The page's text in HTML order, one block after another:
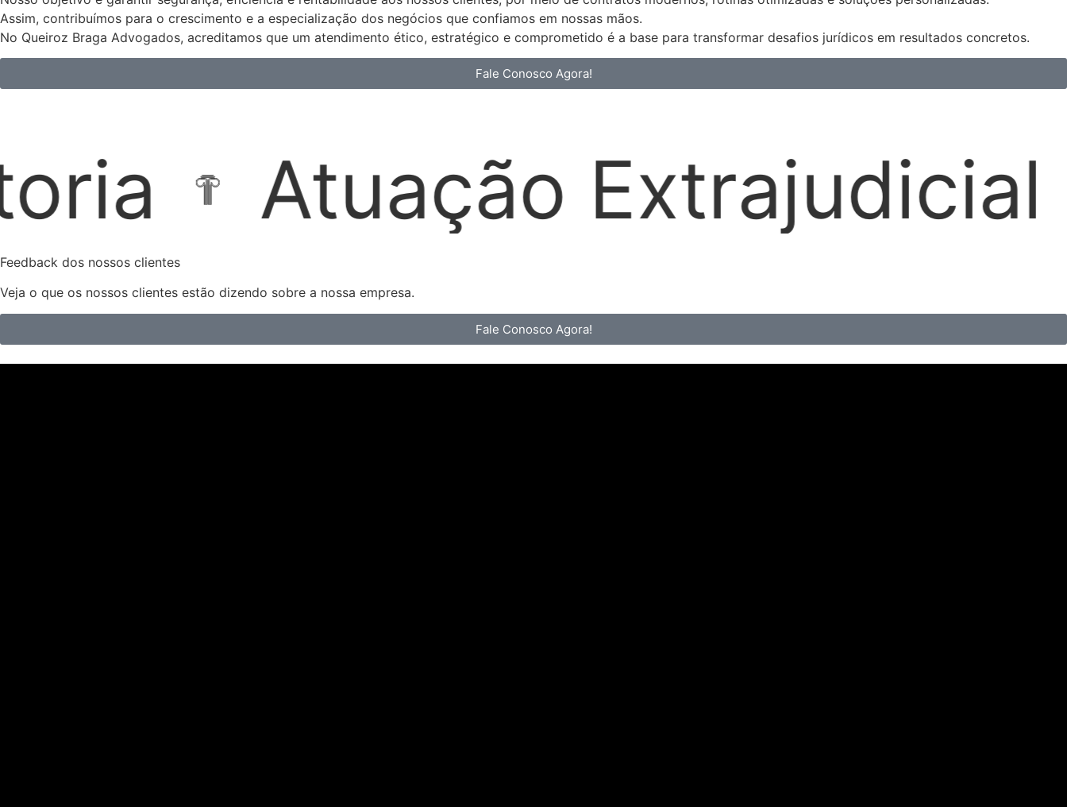
Assim, contribuímos para o crescimento e a especialização dos negócios que confiamos em nossas mãos.
No Queiroz Braga Advogados, acreditamos que um atendimento ético, estratégico e comprometido é a base para transformar desafios jurídicos em resultados concretos.
Fale Conosco Agora!
Extrajudicial
Feedback dos nossos clientes
Veja o que os nossos clientes estão dizendo sobre a nossa empresa.
Fale Conosco Agora!